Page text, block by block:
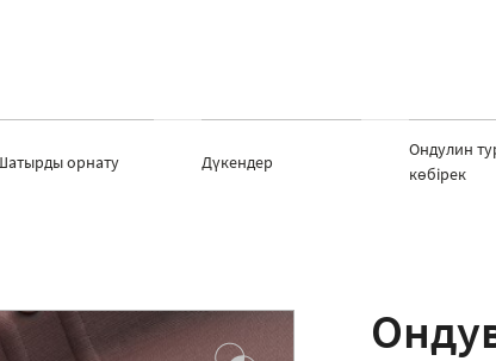
орнату Дүкендер
Ондулин
көбірек